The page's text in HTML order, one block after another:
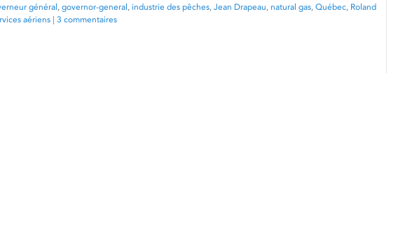
général, governor-general, industrie des pêches, Jean Drapeau, natural gas, Québec, Roland
aériens | 3 commentaires